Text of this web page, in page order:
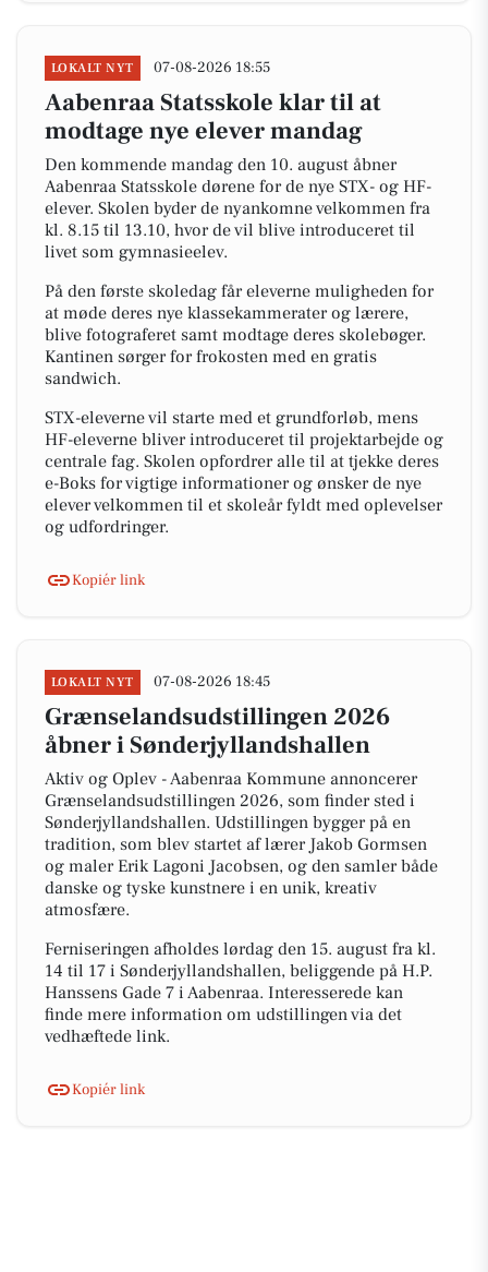
LOKALT NYT 07-08-2026 18:55
Aabenraa Statsskole klar til at
modtage nye elever mandag
Den kommende mandag den 10. august åbner
Aabenraa Statsskole dørene for de nye STX- og HF-
elever. Skolen byder de nyankomne velkommen fra
kl. 8.15 til 13.10, hvor de vil blive introduceret til
livet som gymnasieelev.
På den første skoledag får eleverne muligheden for
at møde deres nye klassekammerater og lærere,
blive fotograferet samt modtage deres skolebøger.
Kantinen sørger for frokosten med en gratis
sandwich.
STX-eleverne vil starte med et grundforløb, mens
HF-eleverne bliver introduceret til projektarbejde og
centrale fag. Skolen opfordrer alle til at tjekke deres
e-Boks for vigtige informationer og ønsker de nye
elever velkommen til et skoleår fyldt med oplevelser
og udfordringer.
Kopiér link
LOKALT NYT 07-08-2026 18:45
Grænselandsudstillingen 2026
åbner i Sønderjyllandshallen
Aktiv og Oplev - Aabenraa Kommune annoncerer
Grænselandsudstillingen 2026, som finder sted i
Sønderjyllandshallen. Udstillingen bygger på en
tradition, som blev startet af lærer Jakob Gormsen
og maler Erik Lagoni Jacobsen, og den samler både
danske og tyske kunstnere i en unik, kreativ
atmosfære.
Ferniseringen afholdes lørdag den 15. august fra kl.
14 til 17 i Sønderjyllandshallen, beliggende på H.P.
Hanssens Gade 7 i Aabenraa. Interesserede kan
finde mere information om udstillingen via det
vedhæftede link.
Kopiér link